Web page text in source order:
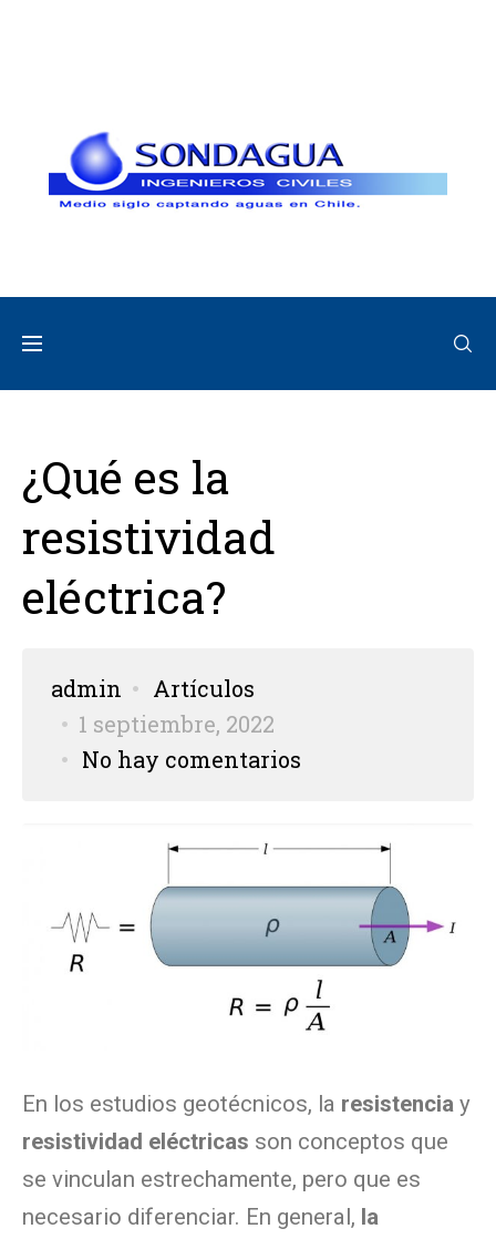
¿Qué es la
resistividad
eléctrica?
admin
Artículos
1 septiembre, 2022
No hay comentarios
En los estudios geotécnicos, la resistencia y
resistividad eléctricas son conceptos que
se vinculan estrechamente, pero que es
necesario diferenciar. En general, la